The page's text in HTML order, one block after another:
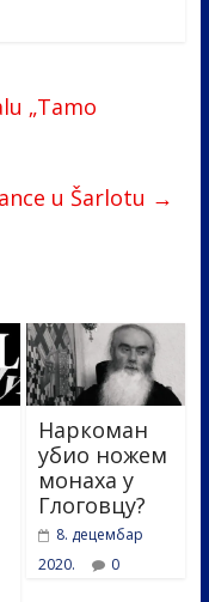
„Tamo
u Šarlotu →
Наркоман
убио ножем
монаха у
Глоговцу?
8. децембар
2020.
0